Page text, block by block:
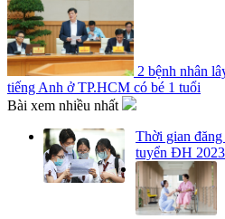
2 bệnh nhân
tiếng Anh ở TP.HCM có bé 1 tuổi
Bài xem nhiều nhất
Thời gian
tuyển ĐH 2023